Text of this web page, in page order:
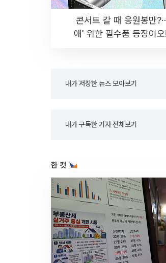
콘서트 갈 때 응원봉만
애' 위한 필수품 등장이
내가 저장한 뉴스 모아보기
내가 구독한 기자 전체보기
한 컷